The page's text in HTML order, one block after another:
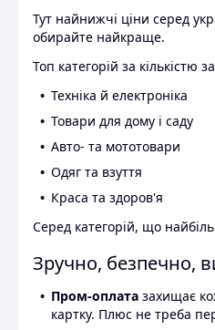
Тут найнижчі ціни серед
обирайте найкраще.
Топ категорій за кількістю
Техніка й електроніка
Товари для дому і саду
Авто- та мототовари
Одяг та взуття
Краса та здоров'я
Серед категорій, що
Зручно, безпечно,
Пром-оплата захищає
картку. Плюс не треба